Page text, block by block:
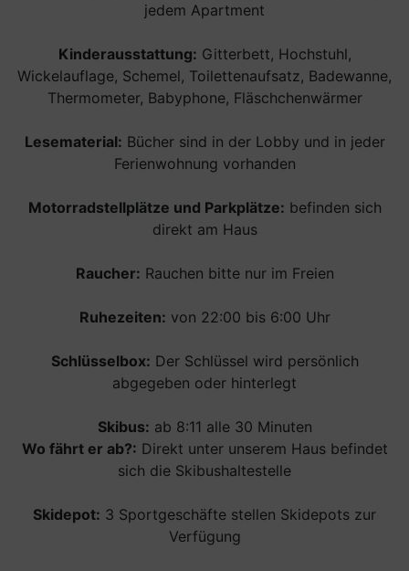
jedem Apartment
Kinderausstattung: Gitterbett, Hochstuhl,
Wickelauflage, Schemel, Toilettenaufsatz, Badewanne,
Thermometer, Babyphone, Fläschchenwärmer
Lesematerial: Bücher sind in der Lobby und in jeder
Ferienwohnung vorhanden
Motorradstellplätze und Parkplätze: befinden sich
direkt am Haus
Raucher: Rauchen bitte nur im Freien
Ruhezeiten: von 22:00 bis 6:00 Uhr
Schlüsselbox: Der Schlüssel wird persönlich
abgegeben oder hinterlegt
Skibus: ab 8:11 alle 30 Minuten
Wo fährt er ab?: Direkt unter unserem Haus befindet
sich die Skibushaltestelle
Skidepot: 3 Sportgeschäfte stellen Skidepots zur
Verfügung